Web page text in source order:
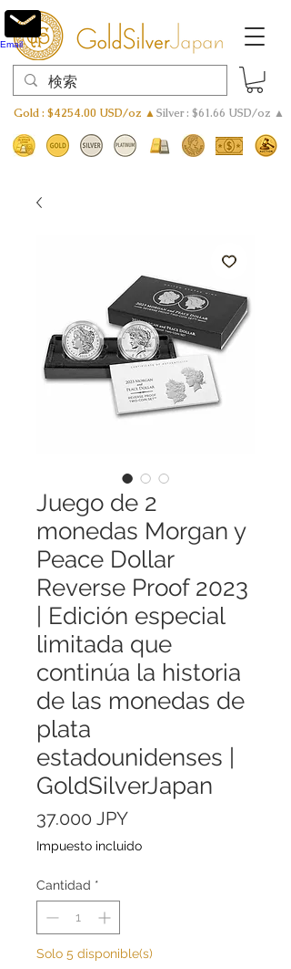
Gold : $4254.00 USD/oz ▲Silver : $61.66 USD/oz ▲
Juego de 2
monedas Morgan y
Peace Dollar
Reverse Proof 2023
| Edición especial
limitada que
continúa la historia
de las monedas de
plata
estadounidenses |
GoldSilverJapan
37.000 JPYPrecio
Impuesto incluido
Cantidad *
Solo 5 disponible(s)
Email